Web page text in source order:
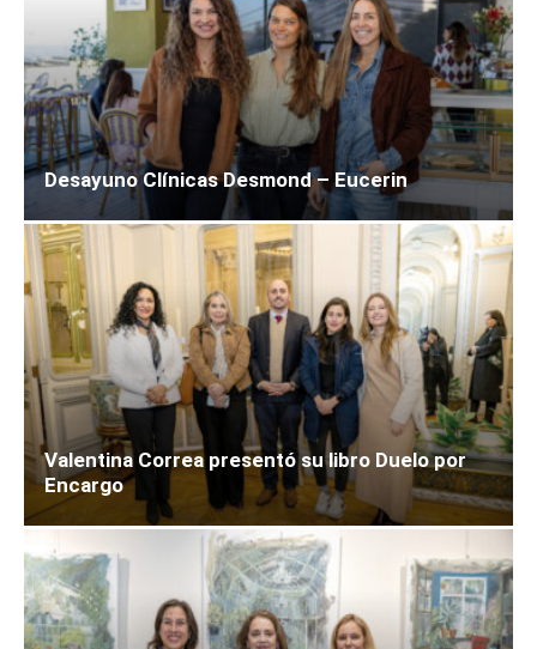
Desayuno Clínicas Desmond – Eucerin
Valentina Correa presentó su libro Duelo por
Encargo